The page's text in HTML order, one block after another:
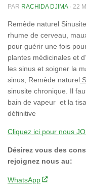
PAR RACHIDA DJIMA · 22
Remède naturel
rhume de cerveau,
pour guérir une fois
plantes médicinales et
les sinus et soigner la
sinus, Remède naturel
sinusite chronique. Il
bain de vapeur et la
définitive
Cliquez ici pour nous
Désirez vous des
rejoignez nous au:
WhatsApp